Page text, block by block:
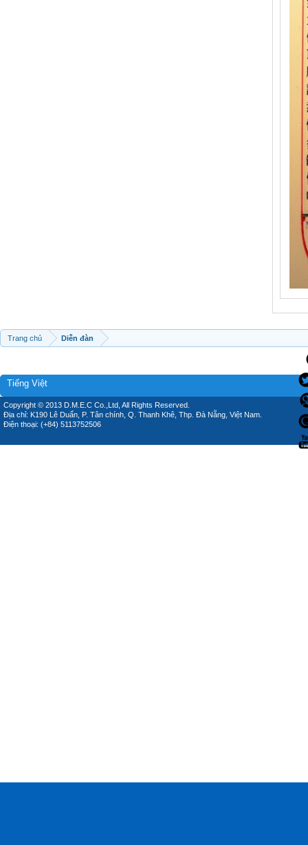
Trang chủ Diễn đàn
Tiếng Việt
Copyright © 2013 D.M.E.C Co.,Ltd, All Rights Reserved.
Địa chỉ: K190 Lê Duẩn, P. Tân chính, Q. Thanh Khê, Thp. Đà Nẵng, Việt Nam.
Điện thoại: (+84) 5113752506